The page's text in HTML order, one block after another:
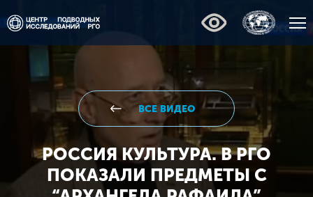
ВСЕ ВИДЕО
РОССИЯ КУЛЬТУРА. В РГО
ПОКАЗАЛИ ПРЕДМЕТЫ С